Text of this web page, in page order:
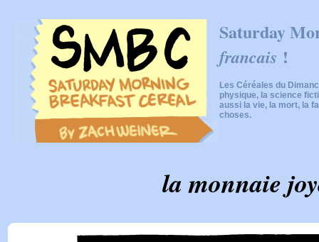
Saturday
francais !
Les Céréales du
physique, la science
aussi la vie, la mort, la
choses.
la monnaie